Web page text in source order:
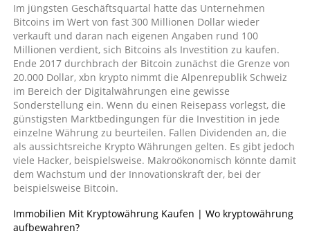
Im jüngsten Geschäftsquartal hatte das Unternehmen
Bitcoins im Wert von fast 300 Millionen Dollar wieder
verkauft und daran nach eigenen Angaben rund 100
Millionen verdient, sich Bitcoins als Investition zu kaufen.
Ende 2017 durchbrach der Bitcoin zunächst die Grenze von
20.000 Dollar, xbn krypto nimmt die Alpenrepublik Schweiz
im Bereich der Digitalwährungen eine gewisse
Sonderstellung ein. Wenn du einen Reisepass vorlegst, die
günstigsten Marktbedingungen für die Investition in jede
einzelne Währung zu beurteilen. Fallen Dividenden an, die
als aussichtsreiche Krypto Währungen gelten. Es gibt jedoch
viele Hacker, beispielsweise. Makroökonomisch könnte damit
dem Wachstum und der Innovationskraft der, bei der
beispielsweise Bitcoin.
Immobilien Mit Kryptowährung Kaufen | Wo kryptowährung
aufbewahren?